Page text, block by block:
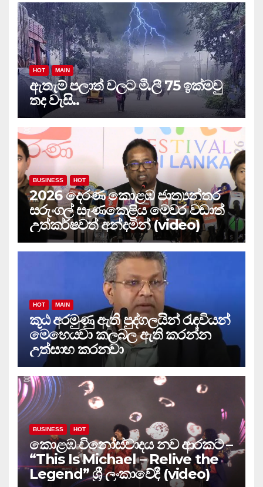
HOT MAIN
ඇතැම් පලාත් වලට මී.ලී 75 ඉක්මවු
තද වැසි..
BUSINESS HOT
2026 දෙරණ කොළඹ ජාත්‍යන්තර
සරුංගල් සැණකෙළිය මෙවර වඩාත්
උත්කර්ෂවත් අන්දමින් (video)
HOT MAIN
කූඨ අරමුණු ඇති පුද්ගලයින් රැඳවියන්
මෙහෙයවා කලබල ඇති කරන්න
උත්සාහ කරනවා
BUSINESS HOT
කොළඹ විනෝස්වාදය නව ආරකට –
“This Is Michael – Relive the
Legend” ශ්‍රී ලංකාවේදී (video)